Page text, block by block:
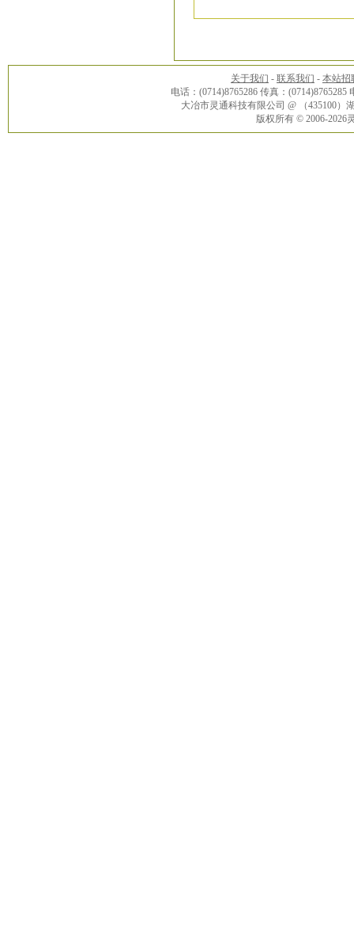
关于我们 - 联系我们 - 本站招
电话：(0714)8765286 传真：(0714)8765285
大冶市灵通科技有限公司 @ （435100
版权所有 © 2006-2026